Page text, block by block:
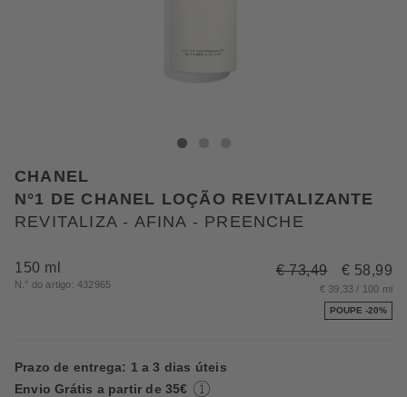
CHANEL REVITALIZA - AFINA - PREENCHE
CHANEL
N°1 DE CHANEL LOÇÃO REVITALIZANTE
REVITALIZA - AFINA - PREENCHE
150 ml
N.° do artigo: 432965
€ 73,49 € 58,99
€ 39,33 / 100 ml
POUPE -20%
Prazo de entrega: 1 a 3 dias úteis
Envio Grátis a partir de 35€